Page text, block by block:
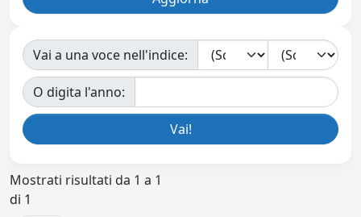
Vai a una voce nell'indice:
O digita l'anno:
Mostrati risultati da 1 a 1
di 1